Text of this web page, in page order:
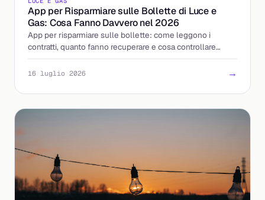
App per Risparmiare sulle Bollette di Luce e
Gas: Cosa Fanno Davvero nel 2026
App per risparmiare sulle bollette: come leggono i
contratti, quanto fanno recuperare e cosa controllare
prima di caricarci la bolletta. La guida 2026.
16 luglio 2026 →